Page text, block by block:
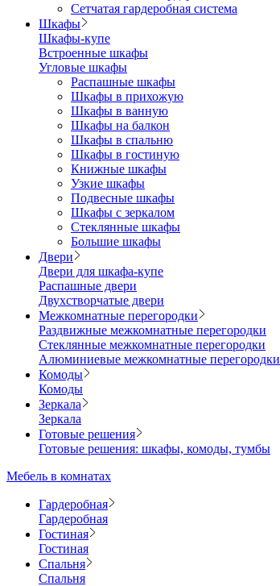
Сетчатая гардеробная система
Шкафы
Шкафы-купе
Встроенные шкафы
Угловые шкафы
Распашные шкафы
Шкафы в прихожую
Шкафы в ванную
Шкафы на балкон
Шкафы в спальню
Шкафы в гостиную
Книжные шкафы
Узкие шкафы
Подвесные шкафы
Шкафы с зеркалом
Стеклянные шкафы
Большие шкафы
Двери
Двери для шкафа-купе
Распашные двери
Двухстворчатые двери
Межкомнатные перегородки
Раздвижные межкомнатные перегородки
Стеклянные межкомнатные перегородки
Алюминиевые межкомнатные перегородки
Комоды
Комоды
Зеркала
Зеркала
Готовые решения
Готовые решения: шкафы, комоды, тумбы
Мебель в комнатах
Гардеробная
Гардеробная
Гостиная
Гостиная
Спальня
Спальня